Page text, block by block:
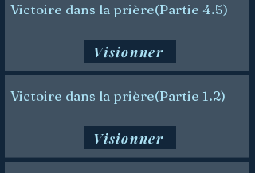
Victoire dans la prière(Partie 4.5)
Visionner
Victoire dans la prière(Partie 1.2)
Visionner